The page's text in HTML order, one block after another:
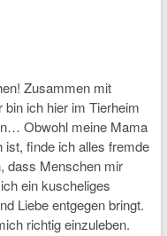
Zusammen mit
ich hier im Tierheim
Obwohl meine Mama
ist, finde ich alles fremde
dass Menschen mir
ein kuscheliges
Liebe entgegen bringt.
richtig einzuleben.